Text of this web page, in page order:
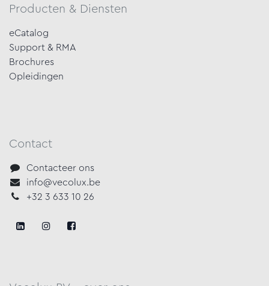
Producten & Diensten
eCatalog
Support & RMA
Brochures
Opleidingen
Contact
Contacteer ons
info@vecolux.be
+32 3 633 10 26